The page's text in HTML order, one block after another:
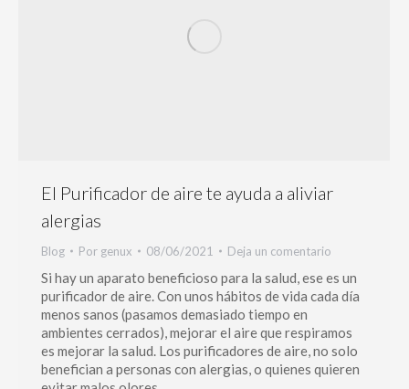
El Purificador de aire te ayuda a aliviar
alergias
Blog Por genux 08/06/2021 Deja un comentario
Si hay un aparato beneficioso para la salud, ese es un
purificador de aire. Con unos hábitos de vida cada día
menos sanos (pasamos demasiado tiempo en
ambientes cerrados), mejorar el aire que respiramos
es mejorar la salud. Los purificadores de aire, no solo
benefician a personas con alergias, o quienes quieren